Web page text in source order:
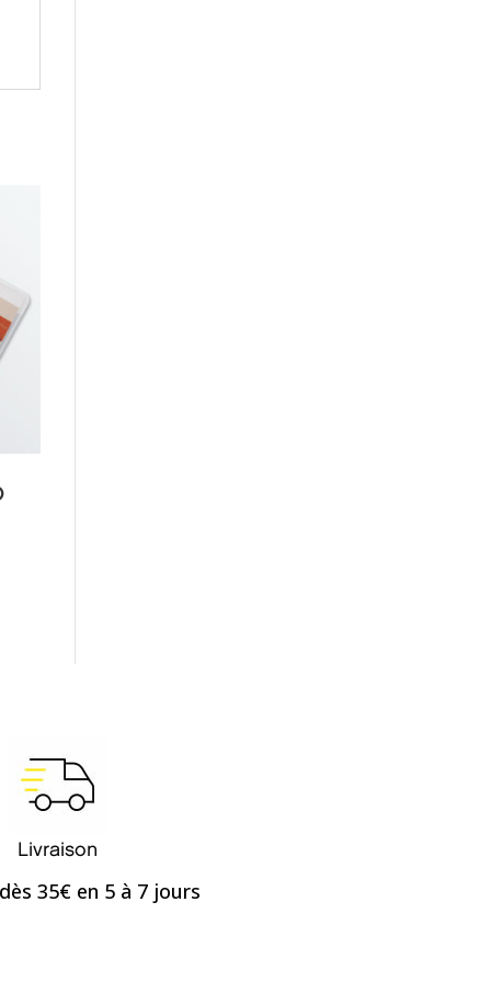
Livraison
35€ en 5 à 7 jours